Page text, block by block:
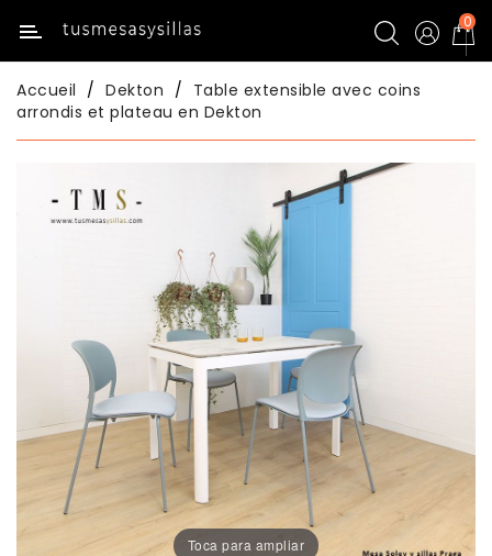
Catégorie
Inicio
Cuisine
Tables
À
Manger
Chaises
De
0
Accueil Dekton
Table extensible avec coins
arrondis et plateau en Dekton
Toca para ampliar